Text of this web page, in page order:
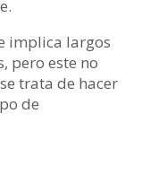
implica largos
pero este no
trata de hacer
de